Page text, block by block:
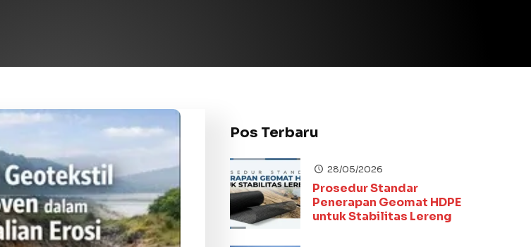
Pos Terbaru
28/05/2026
Prosedur Standar
Penerapan Geomat HDPE
untuk Stabilitas Lereng